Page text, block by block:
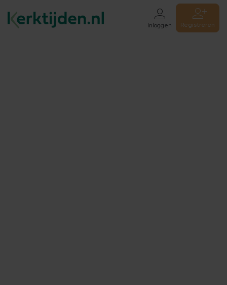
Inloggen Registreren